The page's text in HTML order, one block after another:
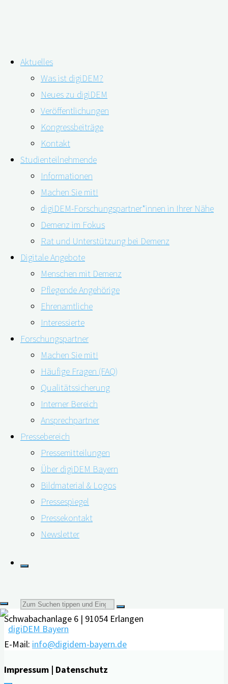
Inhalt
springen
Aktuelles
Was ist digiDEM?
Neues zu digiDEM
Veröffentlichungen
Kongressbeiträge
Kontakt
Studienteilnehmende
Informationen
Machen Sie mit!
digiDEM-Forschungspartner*innen in Ihrer Nähe
Demenz im Fokus
Rat und Unterstützung bei Demenz
Digitale Angebote
Menschen mit Demenz
Pflegende Angehörige
Ehrenamtliche
Interessierte
Forschungspartner
Machen Sie mit!
Häufige Fragen (FAQ)
Qualitätssicherung
Interner Bereich
Ansprechpartner
Pressebereich
Pressemitteilungen
Über digiDEM Bayern
Bildmaterial & Logos
Pressespiegel
Pressekontakt
Newsletter
Suchen
nach:
Schlagwort:E-Learning
E-Learning als Unterstützung für
pflegende Angehörige
03.12.2019
Die Unterstützung und Betreuung von Menschen mit
Demenz stellt für pflegende Angehörige sowie
professionelle Pflegekräfte häufig eine große
Herausforderung dar. Eine Untersuchung hat nun
gezeigt, dass E-Learning-Programme ihnen helfen
können. Sie führten dazu, dass sich die Pflegenden
sicherer in ihrer Rolle fühlten und weniger Stress
empfanden. Zudem erhöhten sie die …
weiterlesen
Learning
Schwabachanlage 6 | 91054 Erlangen
E-Mail: info@digidem-bayern.de
Impressum | Datenschutz